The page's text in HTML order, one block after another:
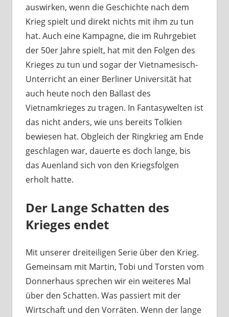
auswirken, wenn die Geschichte nach dem
Krieg spielt und direkt nichts mit ihm zu tun
hat. Auch eine Kampagne, die im Ruhrgebiet
der 50er Jahre spielt, hat mit den Folgen des
Krieges zu tun und sogar der Vietnamesisch-
Unterricht an einer Berliner Universität hat
auch heute noch den Ballast des
Vietnamkrieges zu tragen. In Fantasywelten ist
das nicht anders, wie uns bereits Tolkien
bewiesen hat. Obgleich der Ringkrieg am Ende
geschlagen war, dauerte es doch lange, bis
das Auenland sich von den Kriegsfolgen
erholt hatte.
Der Lange Schatten des
Krieges endet
Mit unserer dreiteiligen Serie über den Krieg.
Gemeinsam mit Martin, Tobi und Torsten vom
Donnerhaus sprechen wir ein weiteres Mal
über den Schatten. Was passiert mit der
Wirtschaft und den Vorräten. Wenn der lange